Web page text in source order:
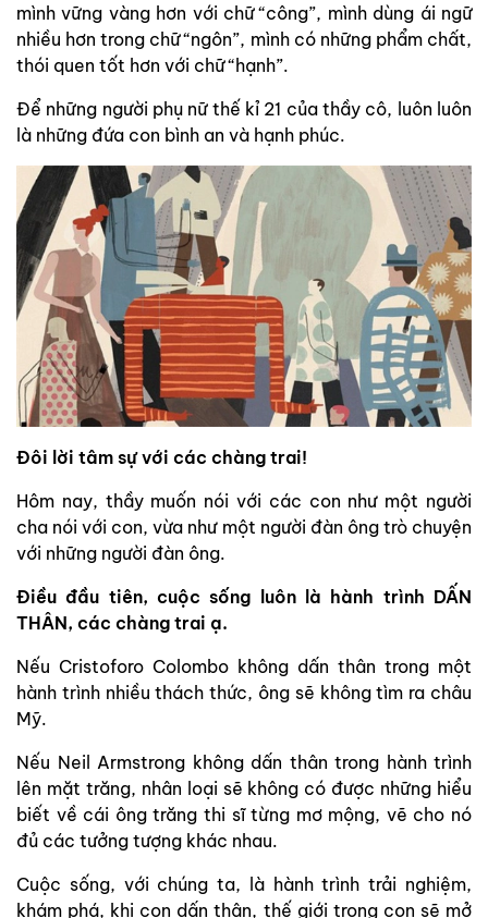
mình vững vàng hơn với chữ “công”, mình dùng ái ngữ
nhiều hơn trong chữ “ngôn”, mình có những phẩm chất,
thói quen tốt hơn với chữ “hạnh”.
Để những người phụ nữ thế kỉ 21 của thầy cô, luôn luôn
là những đứa con bình an và hạnh phúc.
Đôi lời tâm sự với các chàng trai!
Hôm nay, thầy muốn nói với các con như một người
cha nói với con, vừa như một người đàn ông trò chuyện
với những người đàn ông.
Điều đầu tiên, cuộc sống luôn là hành trình DẤN
THÂN, các chàng trai ạ.
Nếu Cristoforo Colombo không dấn thân trong một
hành trình nhiều thách thức, ông sẽ không tìm ra châu
Mỹ.
Nếu Neil Armstrong không dấn thân trong hành trình
lên mặt trăng, nhân loại sẽ không có được những hiểu
biết về cái ông trăng thi sĩ từng mơ mộng, vẽ cho nó
đủ các tưởng tượng khác nhau.
Cuộc sống, với chúng ta, là hành trình trải nghiệm,
khám phá, khi con dấn thân, thế giới trong con sẽ mở